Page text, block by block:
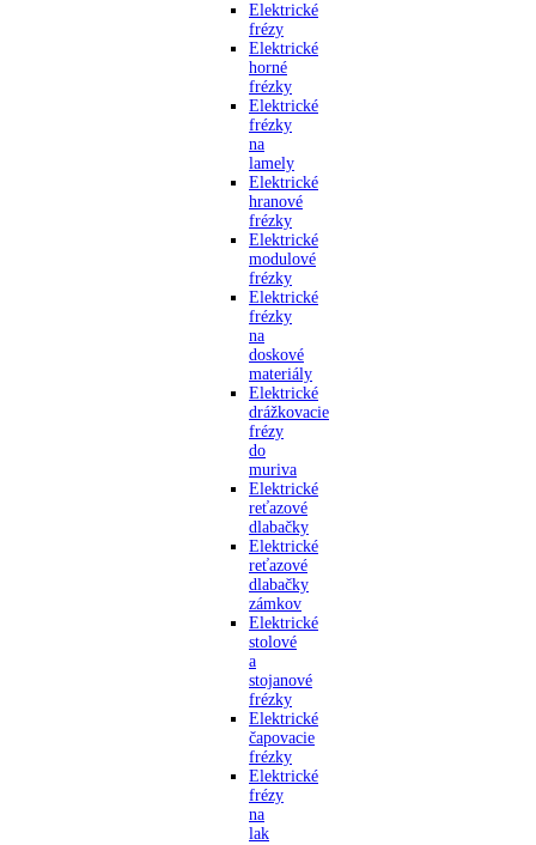
Elektrické
frézy
Elektrické
horné
frézky
Elektrické
frézky
na
lamely
Elektrické
hranové
frézky
Elektrické
modulové
frézky
Elektrické
frézky
na
doskové
materiály
Elektrické
drážkovacie
frézy
do
muriva
Elektrické
reťazové
dlabačky
Elektrické
reťazové
dlabačky
zámkov
Elektrické
stolové
a
stojanové
frézky
Elektrické
čapovacie
frézky
Elektrické
frézy
na
lak